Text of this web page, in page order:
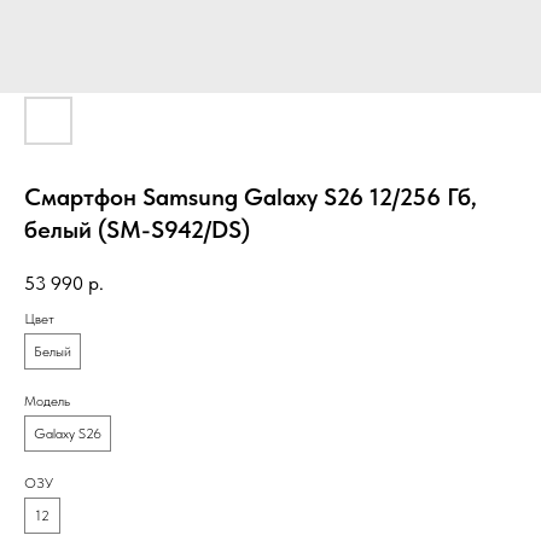
Смартфон Samsung Galaxy S26 12/256 Гб,
белый (SM-S942/DS)
53 990 р.
Цвет
Белый
Модель
Galaxy S26
ОЗУ
12